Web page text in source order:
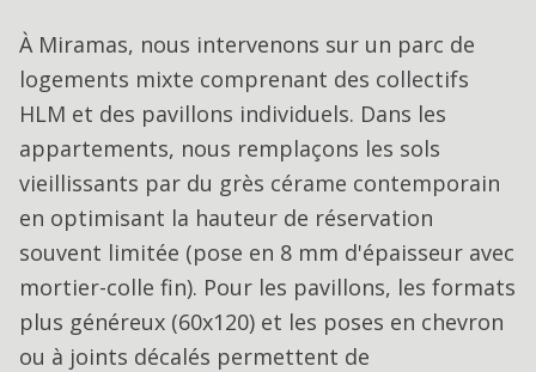
À Miramas, nous intervenons sur un parc de
logements mixte comprenant des collectifs
HLM et des pavillons individuels. Dans les
appartements, nous remplaçons les sols
vieillissants par du grès cérame contemporain
en optimisant la hauteur de réservation
souvent limitée (pose en 8 mm d'épaisseur avec
mortier-colle fin). Pour les pavillons, les formats
plus généreux (60x120) et les poses en chevron
ou à joints décalés permettent de